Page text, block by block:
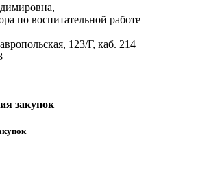
по воспитательной работе
123/Г, каб. 214
закупок